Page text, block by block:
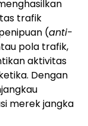
trafik
(anti-
pola trafik,
aktivitas
Dengan
merek jangka